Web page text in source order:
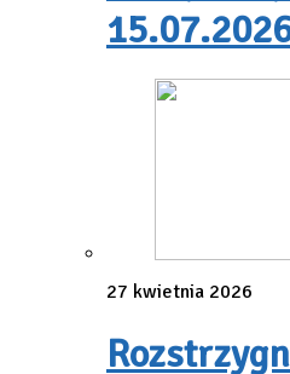
27 kwietnia 2026